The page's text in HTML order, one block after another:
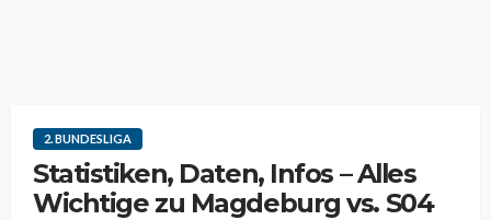
2. BUNDESLIGA
Statistiken, Daten, Infos – Alles
Wichtige zu Magdeburg vs. S04